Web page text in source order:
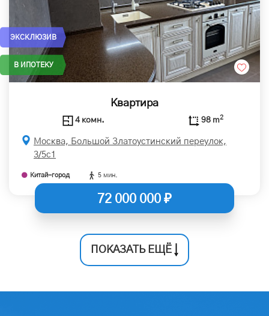
ЭКСКЛЮЗИВ
В ИПОТЕКУ
Квартира
4 комн. 98 m2
Москва, Большой Златоустинский переулок,
3/5с1
Китай-город 5 мин.
72 000 000 ₽
ПОКАЗАТЬ ЕЩЁ